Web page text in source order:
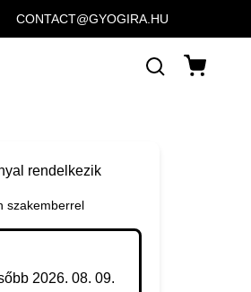
CONTACT@GYOGIRA.HU
rendelkezik
szakemberrel
2026. 08. 09.